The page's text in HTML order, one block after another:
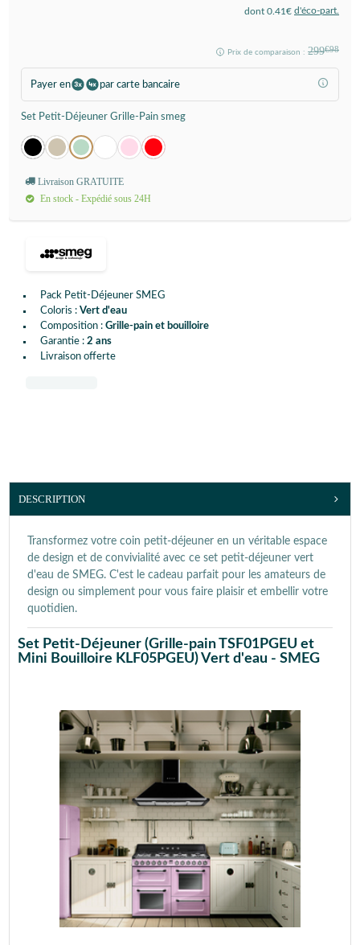
Pack Petit-Déjeuner SMEG
Coloris : Vert d'eau
Composition : Grille-pain et bouilloire
Garantie : 2 ans
Livraison offerte
dont 0.41€ d'éco-part.
Prix de comparaison : 299€98
Payer en par carte bancaire
Set Petit-Déjeuner Grille-Pain smeg
Livraison GRATUITE
En stock - Expédié sous 24H
DESCRIPTION
Transformez votre coin petit-déjeuner en un véritable espace
de design et de convivialité avec ce set petit-déjeuner vert
d'eau de SMEG. C'est le cadeau parfait pour les amateurs de
design ou simplement pour vous faire plaisir et embellir votre
quotidien.
Set Petit-Déjeuner (Grille-pain TSF01PGEU et
Mini Bouilloire KLF05PGEU) Vert d'eau - SMEG